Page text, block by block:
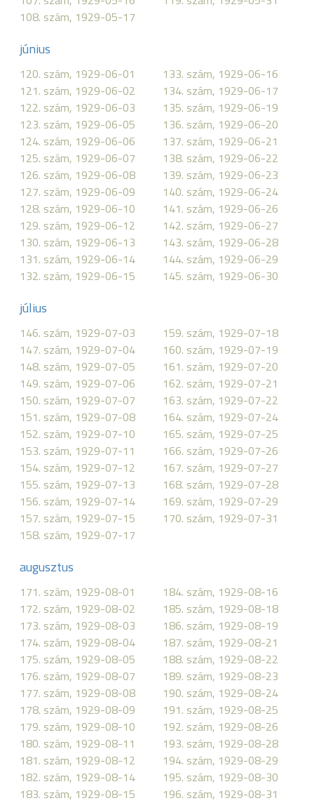
108. szám, 1929-05-17
június
120. szám, 1929-06-01
121. szám, 1929-06-02
122. szám, 1929-06-03
123. szám, 1929-06-05
124. szám, 1929-06-06
125. szám, 1929-06-07
126. szám, 1929-06-08
127. szám, 1929-06-09
128. szám, 1929-06-10
129. szám, 1929-06-12
130. szám, 1929-06-13
131. szám, 1929-06-14
132. szám, 1929-06-15
133. szám, 1929-06-16
134. szám, 1929-06-17
135. szám, 1929-06-19
136. szám, 1929-06-20
137. szám, 1929-06-21
138. szám, 1929-06-22
139. szám, 1929-06-23
140. szám, 1929-06-24
141. szám, 1929-06-26
142. szám, 1929-06-27
143. szám, 1929-06-28
144. szám, 1929-06-29
145. szám, 1929-06-30
július
146. szám, 1929-07-03
147. szám, 1929-07-04
148. szám, 1929-07-05
149. szám, 1929-07-06
150. szám, 1929-07-07
151. szám, 1929-07-08
152. szám, 1929-07-10
153. szám, 1929-07-11
154. szám, 1929-07-12
155. szám, 1929-07-13
156. szám, 1929-07-14
157. szám, 1929-07-15
158. szám, 1929-07-17
159. szám, 1929-07-18
160. szám, 1929-07-19
161. szám, 1929-07-20
162. szám, 1929-07-21
163. szám, 1929-07-22
164. szám, 1929-07-24
165. szám, 1929-07-25
166. szám, 1929-07-26
167. szám, 1929-07-27
168. szám, 1929-07-28
169. szám, 1929-07-29
170. szám, 1929-07-31
augusztus
171. szám, 1929-08-01
172. szám, 1929-08-02
173. szám, 1929-08-03
174. szám, 1929-08-04
175. szám, 1929-08-05
176. szám, 1929-08-07
177. szám, 1929-08-08
178. szám, 1929-08-09
179. szám, 1929-08-10
180. szám, 1929-08-11
181. szám, 1929-08-12
182. szám, 1929-08-14
183. szám, 1929-08-15
184. szám, 1929-08-16
185. szám, 1929-08-18
186. szám, 1929-08-19
187. szám, 1929-08-21
188. szám, 1929-08-22
189. szám, 1929-08-23
190. szám, 1929-08-24
191. szám, 1929-08-25
192. szám, 1929-08-26
193. szám, 1929-08-28
194. szám, 1929-08-29
195. szám, 1929-08-30
196. szám, 1929-08-31